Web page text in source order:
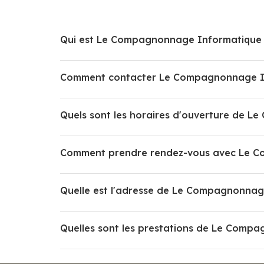
Qui est Le Compagnonnage Informatique
Comment contacter Le Compagnonnage
Quels sont les horaires d'ouverture de
Comment prendre rendez-vous avec Le
Quelle est l'adresse de Le
Quelles sont les prestations de Le